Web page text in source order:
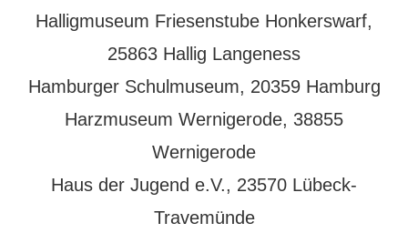
Halligmuseum Friesenstube Honkerswarf,
25863 Hallig Langeness
Hamburger Schulmuseum, 20359 Hamburg
Harzmuseum Wernigerode, 38855
Wernigerode
Haus der Jugend e.V., 23570 Lübeck-
Travemünde